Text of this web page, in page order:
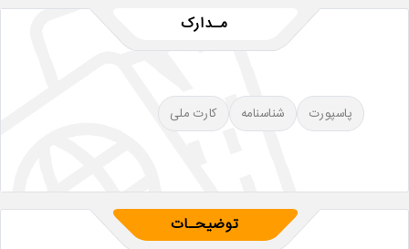
مـدارک
پاسپورت شناسنامه کارت ملی
توضیحـات